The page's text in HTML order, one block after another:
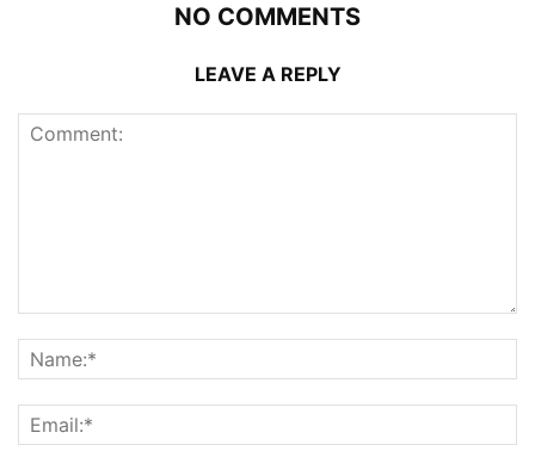
NO COMMENTS
LEAVE A REPLY